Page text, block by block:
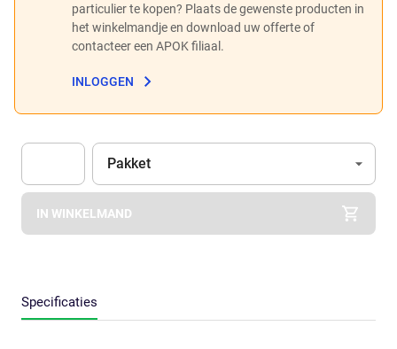
particulier te kopen? Plaats de gewenste producten in
het winkelmandje en download uw offerte of
contacteer een APOK filiaal.
INLOGGEN
Apok.Product.Detail.AddToCart.Quantity (Optioneel)
Eenheid
Pakket
IN WINKELMAND
Specificaties